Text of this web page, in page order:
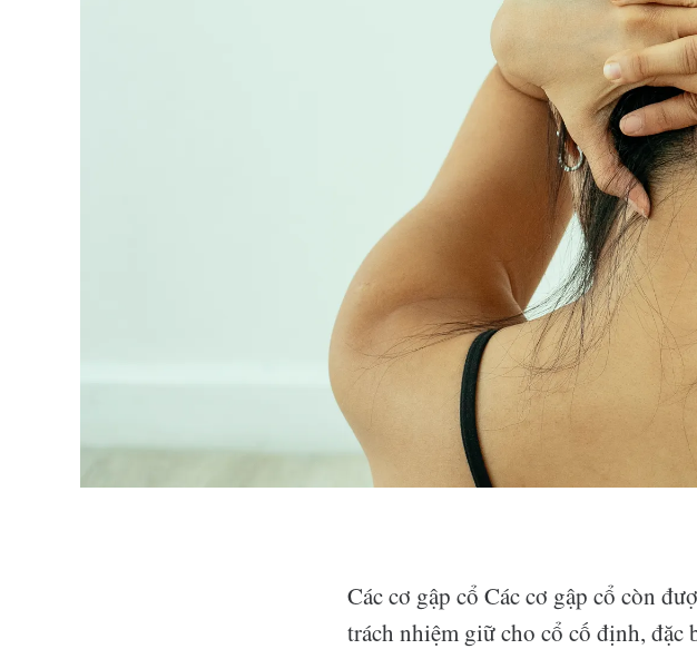
Các cơ gập cổ Các cơ gập cổ còn
trách nhiệm giữ cho cổ cố định, đặc